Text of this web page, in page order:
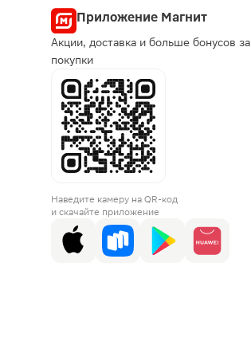
Приложение Магнит
Акции, доставка и больше бонусов за
покупки
Наведите камеру на QR-код
и скачайте приложение